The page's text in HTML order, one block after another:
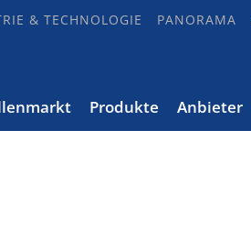
& TECHNOLOGIE PANORAMA
Produkte Anbieter